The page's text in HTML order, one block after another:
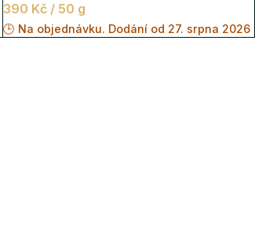
s přirozenou sladkostí, nízkým
obsahem kofeinu a uklidňujícím
390 Kč / 50 g
🕒 Na objednávku. Dodání od 27. srpna 2026